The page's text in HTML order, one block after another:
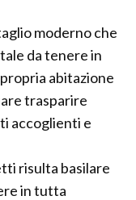
moderno che
da tenere in
abitazione
trasparire
accoglienti e
risulta basilare
in tutta